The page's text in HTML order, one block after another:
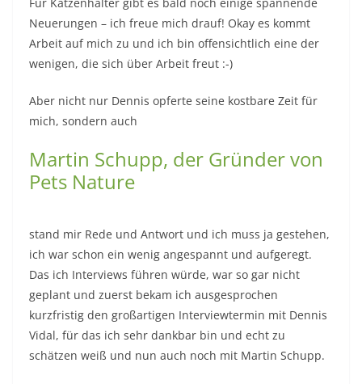
Für Katzenhalter gibt es bald noch einige spannende
Neuerungen – ich freue mich drauf! Okay es kommt
Arbeit auf mich zu und ich bin offensichtlich eine der
wenigen, die sich über Arbeit freut :-)
Aber nicht nur Dennis opferte seine kostbare Zeit für
mich, sondern auch
Martin Schupp, der Gründer von
Pets Nature
stand mir Rede und Antwort und ich muss ja gestehen,
ich war schon ein wenig angespannt und aufgeregt.
Das ich Interviews führen würde, war so gar nicht
geplant und zuerst bekam ich ausgesprochen
kurzfristig den großartigen Interviewtermin mit Dennis
Vidal, für das ich sehr dankbar bin und echt zu
schätzen weiß und nun auch noch mit Martin Schupp.